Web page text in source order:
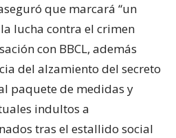
que marcará “un
lucha contra el crimen
con BBCL, además
del alzamiento del secreto
paquete de medidas y
indultos a
tras el estallido social